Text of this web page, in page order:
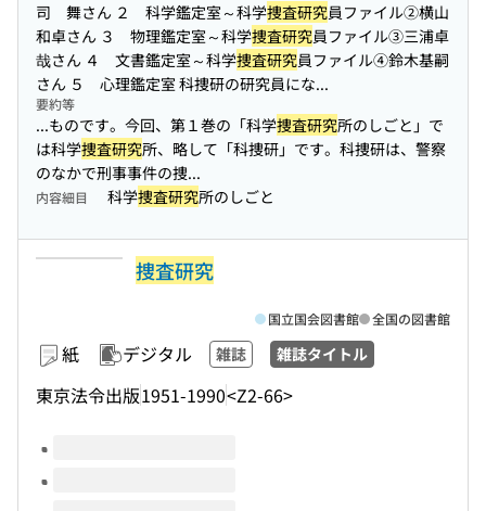
司 舞さん ２ 科学鑑定室～科学捜査研究員ファイル②横山
和卓さん ３ 物理鑑定室～科学捜査研究員ファイル③三浦卓
哉さん ４ 文書鑑定室～科学捜査研究員ファイル④鈴木基嗣
さん ５ 心理鑑定室 科捜研の研究員にな...
要約等
...ものです。今回、第１巻の「科学捜査研究所のしごと」で
は科学捜査研究所、略して「科捜研」です。科捜研は、警察
のなかで刑事事件の捜...
内容細目 科学捜査研究所のしごと
捜査研究
紙 デジタル 雑誌 雑誌タイトル
東京法令出版1951-1990<Z2-66>
国立国会図書館 全国の図書館
このタイトルの巻号